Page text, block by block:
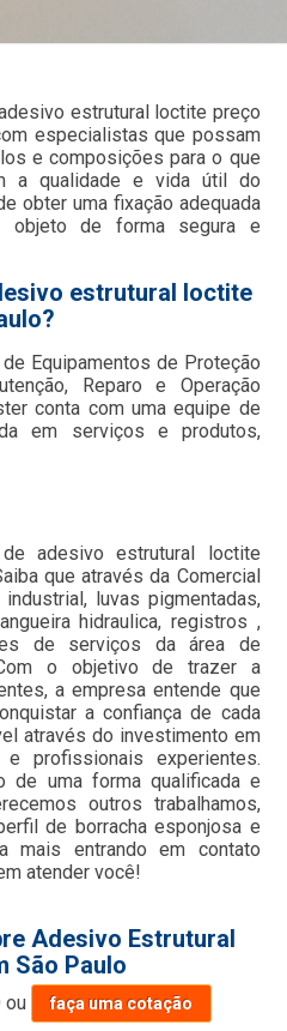
estrutural loctite preço
especialistas que possam
e composições para o que
a qualidade e vida útil do
obter uma fixação adequada
de forma segura e
estrutural loctite
Equipamentos de Proteção
Reparo e Operação
conta com uma equipe de
em serviços e produtos,
adesivo estrutural loctite
que através da Comercial
luvas pigmentadas,
hidraulica, registros ,
de serviços da área de
o objetivo de trazer a
a empresa entende que
a confiança de cada
através do investimento em
e profissionais experientes.
de uma forma qualificada e
outros trabalhamos,
de borracha esponjosa e
mais entrando em contato
atender você!
Adesivo Estrutural
São Paulo
ou faça uma cotação